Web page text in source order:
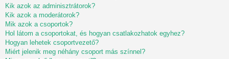
Kik azok az adminisztrátorok?
Kik azok a moderátorok?
Mik azok a csoportok?
Hol látom a csoportokat, és hogyan csatlakozhatok egyhez?
Hogyan lehetek csoportvezető?
Miért jelenik meg néhány csoport más színnel?